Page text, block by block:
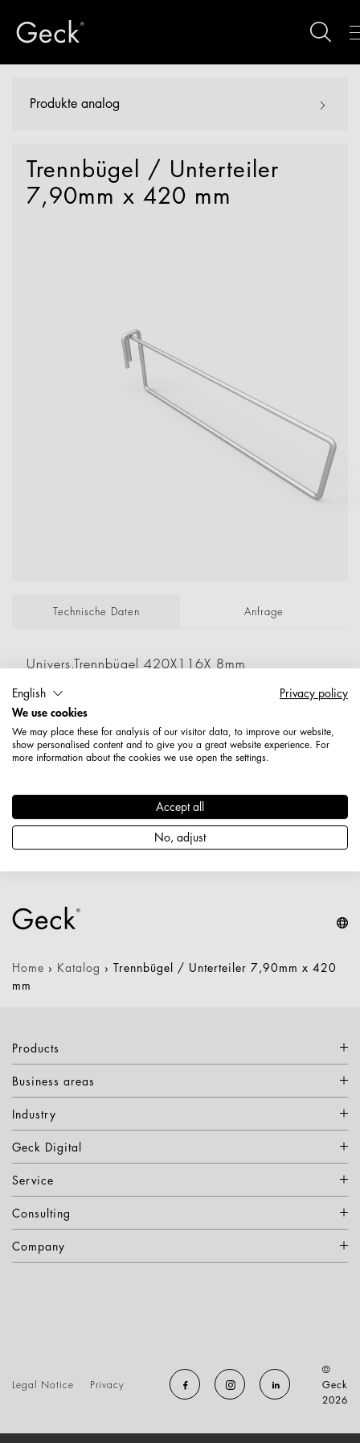
Produkte analog
Trennbügel / Unterteiler
7,90mm x 420 mm
Technische Daten Anfrage
Univers.Trennbügel 420X116X 8mm
50X20mm Gel. Lichtgrau-Besch.RAL7035 P/Lose;
; Maße: 420 116 7,90
Artikelnummer: 1607030005689
Höhe: 116 mm
Durchmesser / Stärke: 7,9 mm
Nettogewicht: 0,500 kg
Keine Varianten verfügbar
Home › Katalog › Trennbügel / Unterteiler 7,90mm x 420
mm
Products
Business areas
Industry
Geck Digital
Service
Consulting
Company
Legal Notice Privacy
©
Geck
2026
English
Privacy policy
We use cookies
We may place these for analysis of our visitor data, to improve our website,
show personalised content and to give you a great website experience. For
more information about the cookies we use open the settings.
Accept all
No, adjust